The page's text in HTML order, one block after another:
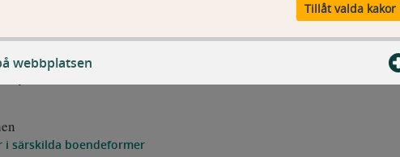
Tillåt valda kakor
webbplatsen
kakor
i särskilda
särskilda boendeformer